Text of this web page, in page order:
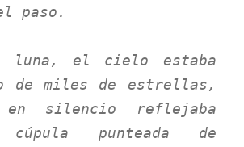
paso.
luna, el cielo estaba
de miles de estrellas,
silencio reflejaba
cúpula punteada de